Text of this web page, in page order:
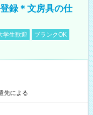
録＊文房具の仕
学生歓迎
ブランクOK
先による